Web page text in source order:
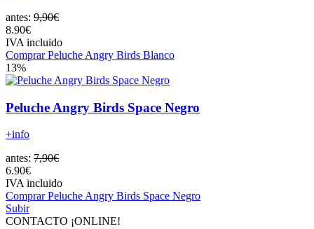
antes: 9,90€
8.90€
IVA incluido
Comprar Peluche Angry Birds Blanco
13%
Peluche Angry Birds Space Negro
+info
antes: 7,90€
6.90€
IVA incluido
Comprar Peluche Angry Birds Space Negro
Subir
CONTACTO ¡ONLINE!